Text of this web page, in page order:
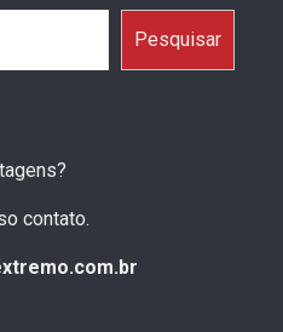
Pesquisar
contato.